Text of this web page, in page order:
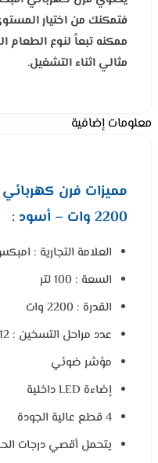
فتمكنك من اختيار
ممكنه تبعاً لنوع الطعام
مثالي اثناء التشغيل.
معلومات إضافية
2200 وات – أسود :
العلامة التجارية :
السعة : 100 لتر
القدرة : 2200 وات
عدد مراحل التسخين : 12 مرحلة
مؤشر ضوئي
إضاءة LED داخلية
4 قطع عالية الجودة
يتحمل أقصي درجات